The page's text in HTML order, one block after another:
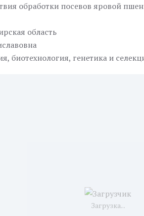
обработки посевов яровой
область
биотехнология, генетика и
Загрузка...